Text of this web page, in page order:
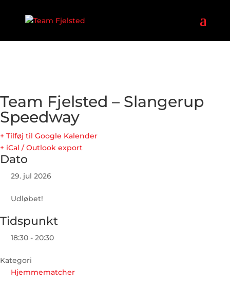
Team Fjelsted – Slangerup
Speedway
+ Tilføj til Google Kalender
+ iCal / Outlook export
Dato
29. jul 2026
Udløbet!
Tidspunkt
18:30 - 20:30
Kategori
Hjemmematcher